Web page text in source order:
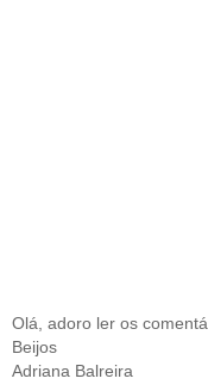
Olá, adoro ler os
Beijos
Adriana Balreira